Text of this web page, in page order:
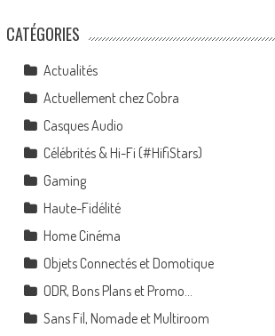
CATÉGORIES
Actualités
Actuellement chez Cobra
Casques Audio
Célébrités & Hi-Fi (#HifiStars)
Gaming
Haute-Fidélité
Home Cinéma
Objets Connectés et Domotique
ODR, Bons Plans et Promo…
Sans Fil, Nomade et Multiroom